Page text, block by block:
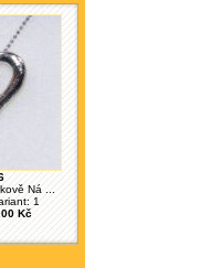
Ná ...
1
Kč